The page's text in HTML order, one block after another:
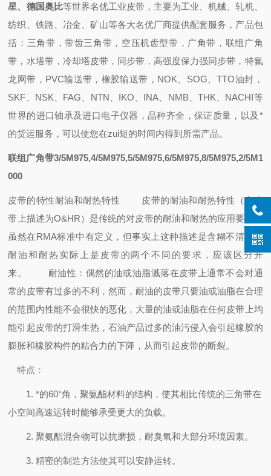
星、德国奥比等世界名优工业皮带，主要为工业、机械、轧机、
纺织、铁路、冶金、矿山等各大名优厂商提供配套服务， 产品包
括： 三角带，带齿三角带，空压机齿型带，广角带，联组广角
带，水塔带，冷却塔皮带，同步带，高强度保力强同步带，特氟
龙网带，PVC输送带，橡胶输送带 ， NOK、SOG、TTO油封 ，
SKF、NSK、FAG、NTN、IKO、INA、NMB、THK、NACHI等
世界的进口轴承及进口电子仪器，品种齐全，保证质量， 以及 *
的货运服务，可以使您在zui短的时间内得到所需产品。
联组广角带3/5M975,4/5M975,5/5M975,6/5M975,8/5M975,2/5M1
000
皮带的特性耐油和耐热特性
皮带的耐油和耐热特性（在皮
带上描述为O&HR）是传统的对皮带的耐油和耐热的应用要求，
虽然在RMA标准中有定义，但事实上这种描述是含糊不清的，
耐油和耐热实际上是皮带的两个不同的要求，应该区分开
来。
耐油性：偶然的油或油脂溅落在皮带上通常不会对通
常的皮带有过多的不利，然而，耐油的皮带只要油或油脂在合理
的范围内性能不会很快的恶化，大量的油或油脂在任何皮带上均
能引起皮带的打滑生热，石油产品过多的油污侵入会引起橡胶的
膨胀和橡胶构件的粘合力的下降，从而引起皮带的断裂。
特点：
1. *的60°角，聚氨酯材料的结构，使其相比传统的三角带在
小空间高速运转时能够承受更大的负载。
2. 聚氨酯混合物可以抗磨损，耐臭氧和大部分环境因素。
3. 精密的制造方法使其可以安静运转。